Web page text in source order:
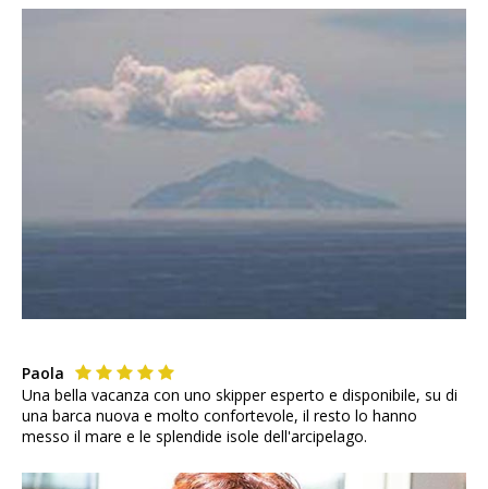
Paola
Una bella vacanza con uno skipper esperto e disponibile, su di
una barca nuova e molto confortevole, il resto lo hanno
messo il mare e le splendide isole dell'arcipelago.